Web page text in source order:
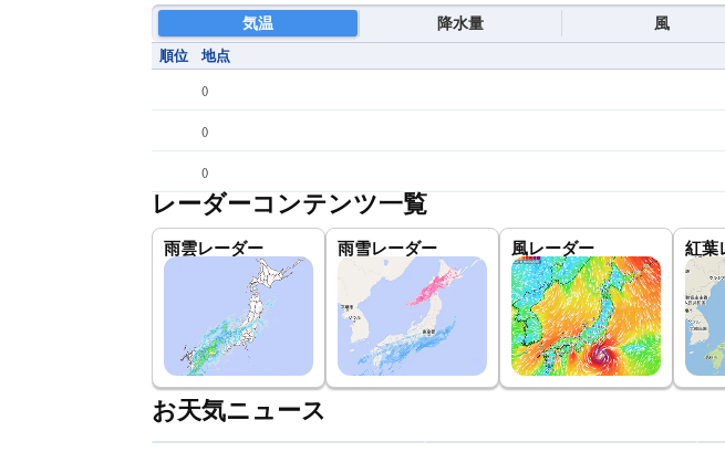
気温 降水量 風
順位 地点
()
()
()
レーダーコンテンツ一覧
雨雲レーダー 雨雪レーダー 風レーダー 紅葉
お天気ニュース